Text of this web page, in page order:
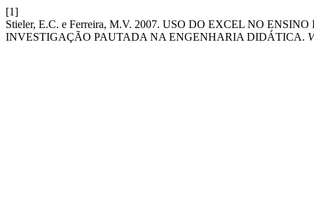
[1]
Stieler, E.C. e Ferreira, M.V. 2007. USO DO EXCEL NO
INVESTIGAÇÃO PAUTADA NA ENGENHARIA DIDÁTICA.